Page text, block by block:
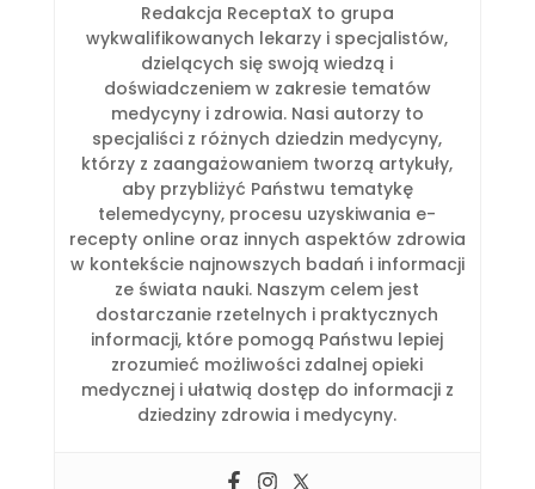
Redakcja ReceptaX to grupa
wykwalifikowanych lekarzy i specjalistów,
dzielących się swoją wiedzą i
doświadczeniem w zakresie tematów
medycyny i zdrowia. Nasi autorzy to
specjaliści z różnych dziedzin medycyny,
którzy z zaangażowaniem tworzą artykuły,
aby przybliżyć Państwu tematykę
telemedycyny, procesu uzyskiwania e-
recepty online oraz innych aspektów zdrowia
w kontekście najnowszych badań i informacji
ze świata nauki. Naszym celem jest
dostarczanie rzetelnych i praktycznych
informacji, które pomogą Państwu lepiej
zrozumieć możliwości zdalnej opieki
medycznej i ułatwią dostęp do informacji z
dziedziny zdrowia i medycyny.